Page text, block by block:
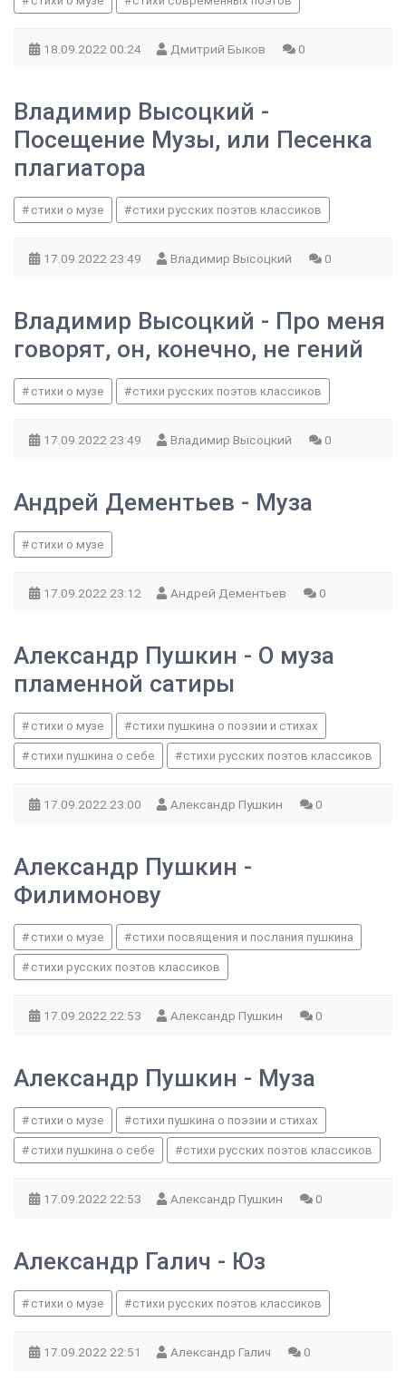
18.09.2022 00:24 Дмитрий Быков 0
Владимир Высоцкий -
Посещение Музы, или Песенка
плагиатора
стихи о музе стихи русских поэтов классиков
17.09.2022 23:49 Владимир Высоцкий 0
Владимир Высоцкий - Про меня
говорят, он, конечно, не гений
стихи о музе стихи русских поэтов классиков
17.09.2022 23:49 Владимир Высоцкий 0
Андрей Дементьев - Муза
стихи о музе
17.09.2022 23:12 Андрей Дементьев 0
Александр Пушкин - О муза
пламенной сатиры
стихи о музе стихи пушкина о поэзии и стихах
стихи пушкина о себе стихи русских поэтов классиков
17.09.2022 23:00 Александр Пушкин 0
Александр Пушкин -
Филимонову
стихи о музе стихи посвящения и послания пушкина
стихи русских поэтов классиков
17.09.2022 22:53 Александр Пушкин 0
Александр Пушкин - Муза
стихи о музе стихи пушкина о поэзии и стихах
стихи пушкина о себе стихи русских поэтов классиков
17.09.2022 22:53 Александр Пушкин 0
Александр Галич - Юз
стихи о музе стихи русских поэтов классиков
17.09.2022 22:51 Александр Галич 0